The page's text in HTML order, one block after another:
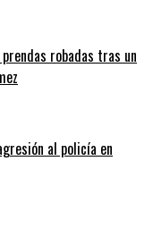
robadas tras un
al policía en